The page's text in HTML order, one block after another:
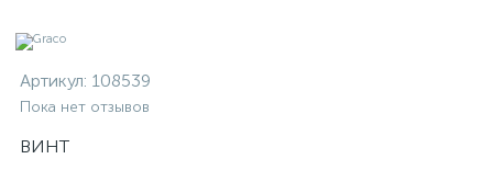
Артикул: 108539
Пока нет отзывов
ВИНТ